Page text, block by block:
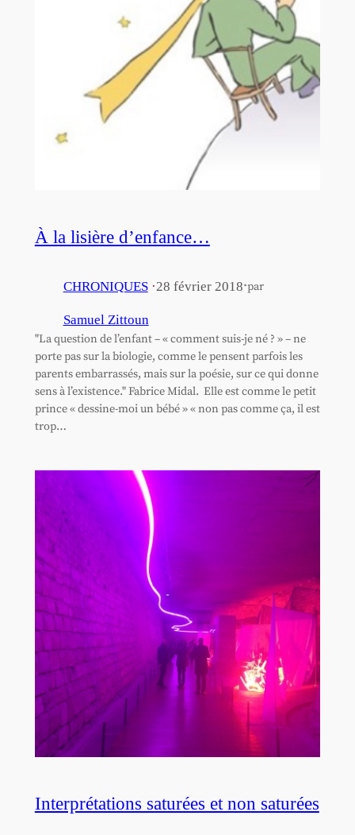
À la lisière d’enfance…
CHRONIQUES·28 février 2018·par
Samuel Zittoun
"La question de l’enfant – « comment suis-je né ? » – ne
porte pas sur la biologie, comme le pensent parfois les
parents embarrassés, mais sur la poésie, sur ce qui donne
sens à l’existence." Fabrice Midal. Elle est comme le petit
prince « dessine-moi un bébé » « non pas comme ça, il est
trop…
Interprétations saturées et non saturées